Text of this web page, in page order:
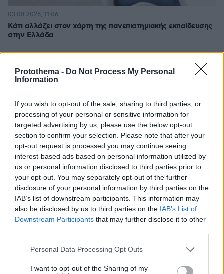
Protothema - Do Not Process My Personal
Information
If you wish to opt-out of the sale, sharing to third parties, or
processing of your personal or sensitive information for
targeted advertising by us, please use the below opt-out
section to confirm your selection. Please note that after your
opt-out request is processed you may continue seeing
interest-based ads based on personal information utilized by
us or personal information disclosed to third parties prior to
your opt-out. You may separately opt-out of the further
disclosure of your personal information by third parties on the
IAB’s list of downstream participants. This information may
also be disclosed by us to third parties on the IAB’s List of
Downstream Participants that may further disclose it to other
Please note that this website/app uses one or more Google
not limited to your visit or usage behaviour. You may click to
Personal Data Processing Opt Outs
I want to opt-out of the Sharing of my
Κάτι αλλάζει στον χάρτη της πανεπιστημιακής εκπαίδευσης
στην Ελλάδα
03.08.2026, 11:06
Εθνική Τράπεζα: Η κορυφαία επιλογή για τη χρηματοδότηση
μεγάλων έργων
Διασκεδάζουμε υπεύθυνα, επιστρέφουμε με ασφάλεια
29.07.2026, 09:39
ΣΧΟΛΙΑ(1)
ΠΡΟΣΘΗΚΗ ΣΧΟΛΙΟΥ
hh
27.04.2024, 17:47
Τ Ε Λ Ι Ο Ι κ οι δύο!!! Ταιριάζουν πλέον...
ΑΠΑΝΤΗΣΗ
ΠΡΟΣΘΗΚΗ ΣΧΟΛΙΟΥ
ΌΝΟΜΑ *